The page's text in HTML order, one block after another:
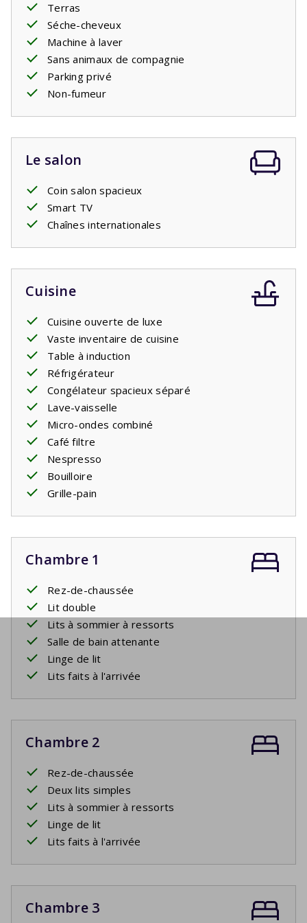
louer le jacuzzi séparément.
Votre séjour comprend des lits faits.
Terras
Séche-cheveux
Machine à laver
Sans animaux de compagnie
Parking privé
Non-fumeur
Le salon
Coin salon spacieux
Smart TV
Chaînes internationales
Cuisine
Cuisine ouverte de luxe
Vaste inventaire de cuisine
Table à induction
Réfrigérateur
Congélateur spacieux séparé
Lave-vaisselle
Micro-ondes combiné
Café filtre
Nespresso
Bouilloire
Grille-pain
Chambre 1
Rez-de-chaussée
Lit double
Lits à sommier à ressorts
Salle de bain attenante
Linge de lit
Lits faits à l'arrivée
Chambre 2
Rez-de-chaussée
Deux lits simples
Lits à sommier à ressorts
Linge de lit
Lits faits à l'arrivée
Chambre 3